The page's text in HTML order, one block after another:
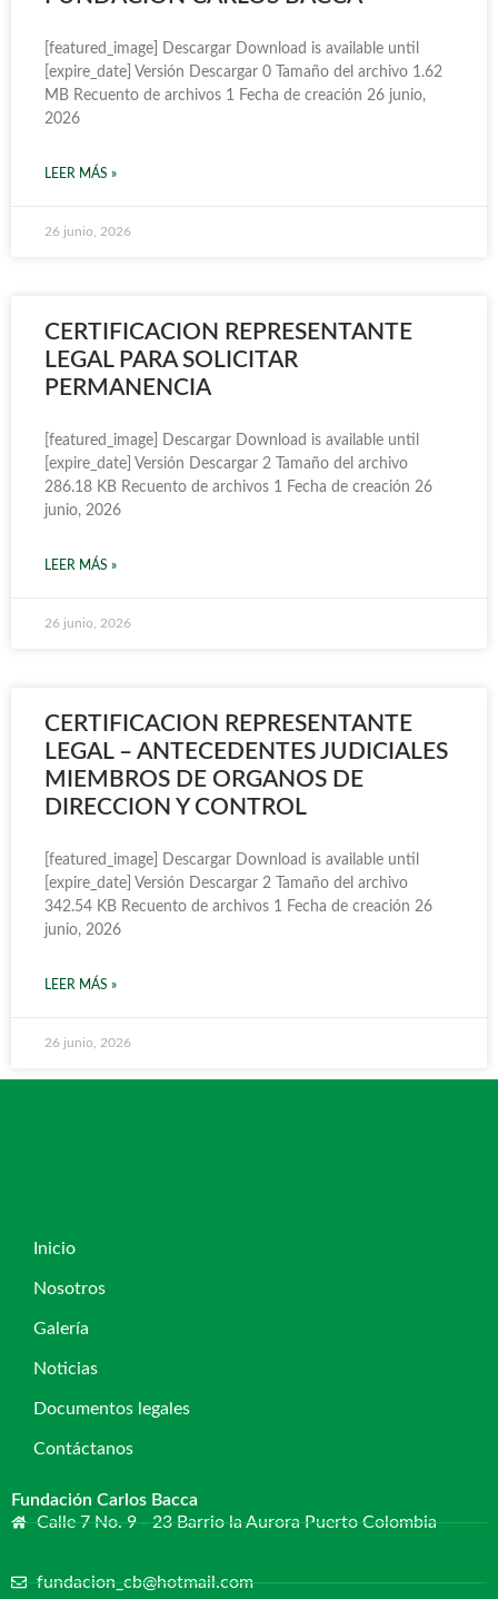
[featured_image] Descargar Download is available until
[expire_date] Versión Descargar 0 Tamaño del archivo 1.62
MB Recuento de archivos 1 Fecha de creación 26 junio,
2026
LEER MÁS »
26 junio, 2026
CERTIFICACION REPRESENTANTE
LEGAL PARA SOLICITAR
PERMANENCIA
[featured_image] Descargar Download is available until
[expire_date] Versión Descargar 2 Tamaño del archivo
286.18 KB Recuento de archivos 1 Fecha de creación 26
junio, 2026
LEER MÁS »
26 junio, 2026
CERTIFICACION REPRESENTANTE
LEGAL – ANTECEDENTES JUDICIALES
MIEMBROS DE ORGANOS DE
DIRECCION Y CONTROL
[featured_image] Descargar Download is available until
[expire_date] Versión Descargar 2 Tamaño del archivo
342.54 KB Recuento de archivos 1 Fecha de creación 26
junio, 2026
LEER MÁS »
26 junio, 2026
Inicio
Nosotros
Galería
Noticias
Documentos legales
Contáctanos
Fundación Carlos Bacca
Calle 7 No. 9 - 23 Barrio la Aurora Puerto Colombia
fundacion_cb@hotmail.com